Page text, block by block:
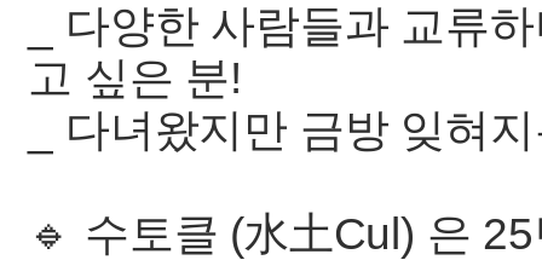
_ 다양한 사람들과 교류
고 싶은 분!
_ 다녀왔지만 금방 잊혀
🔹 수토클 (水土Cul) 은